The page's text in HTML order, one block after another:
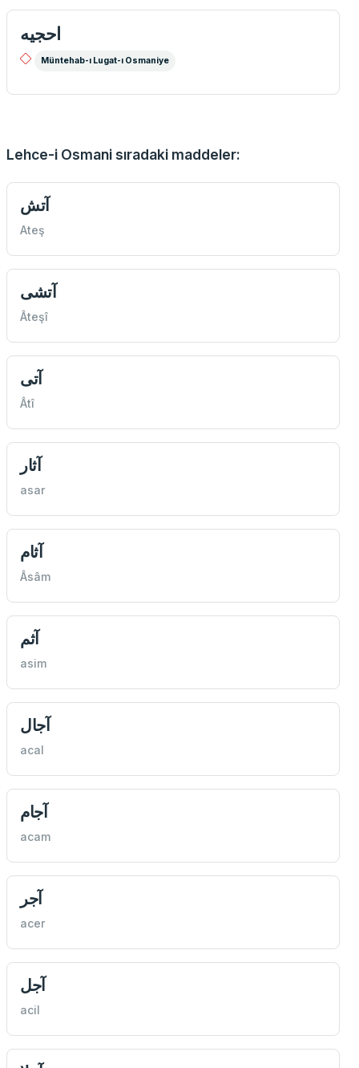
احجيه
Müntehab-ı Lugat-ı Osmaniye
Lehce-i Osmani sıradaki maddeler:
آتش
Ateş
آتشی
Âteşî
آتی
Âtî
آثار
asar
آثام
Âsâm
آثم
asim
آجال
acal
آجام
acam
آجر
acer
آجل
acil